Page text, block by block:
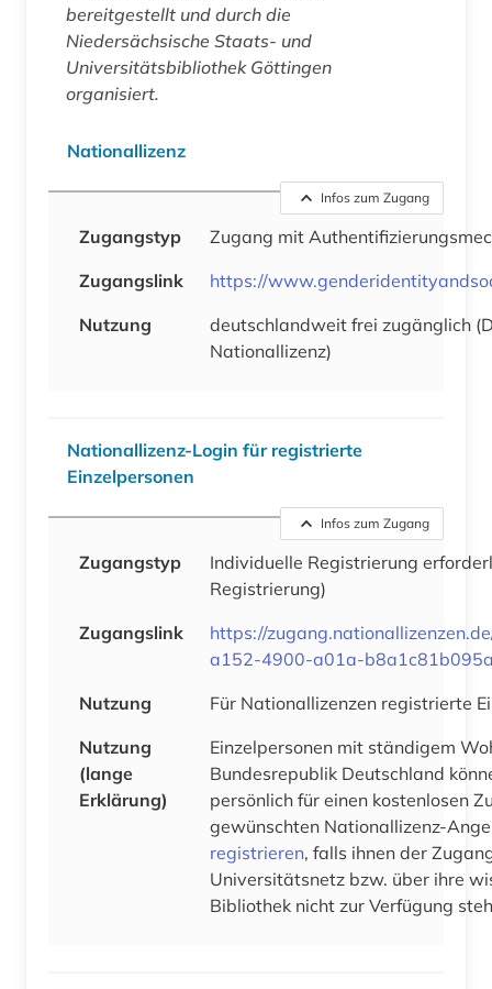
bereitgestellt und durch die
Niedersächsische Staats- und
Universitätsbibliothek Göttingen
organisiert.
Nationallizenz
Infos zum Zugang
Zugangstyp
Zugang mit
Zugangslink
https://
Nutzung
deutschlandweit frei zugänglich
Nationallizenz)
Nationallizenz-Login für registrierte
Einzelpersonen
Infos zum Zugang
Zugangstyp
Individuelle Registrierung
Registrierung)
Zugangslink
https://
a152-4900-a01a-
Nutzung
Für Nationallizenzen registrierte
Nutzung
(lange
Erklärung)
Einzelpersonen mit ständigem
Bundesrepublik Deutschland
persönlich für einen kostenlosen
gewünschten Nationallizenz-
registrieren, falls ihnen der
Universitätsnetz bzw. über ihre
Bibliothek nicht zur Verfügung